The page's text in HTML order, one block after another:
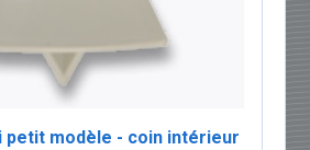
petit modèle - coin intérieur